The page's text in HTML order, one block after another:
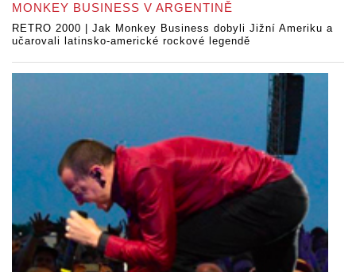
MONKEY BUSINESS V ARGENTINĚ
RETRO 2000 | Jak Monkey Business dobyli Jižní Ameriku a
učarovali latinsko-americké rockové legendě